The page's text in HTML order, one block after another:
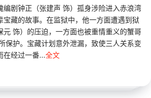
剧钟正（张建声 饰）孤身涉险进入赤浪湾
宝藏的故事。在监狱中，他一方面遭遇到狱
元 饰）的压迫，一方面也被重情重义的蟹哥
保护。宝藏计划意外泄漏，致使三人关系变
在经过一番...全文